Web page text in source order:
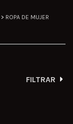
> ROPA DE MUJER
FILTRAR